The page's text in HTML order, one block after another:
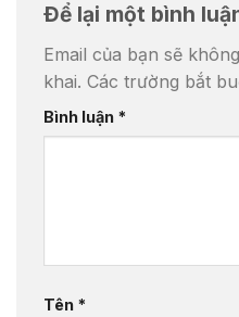
Để lại một bình
Email của bạn sẽ
khai. Các trường bắt
Bình luận *
Tên *